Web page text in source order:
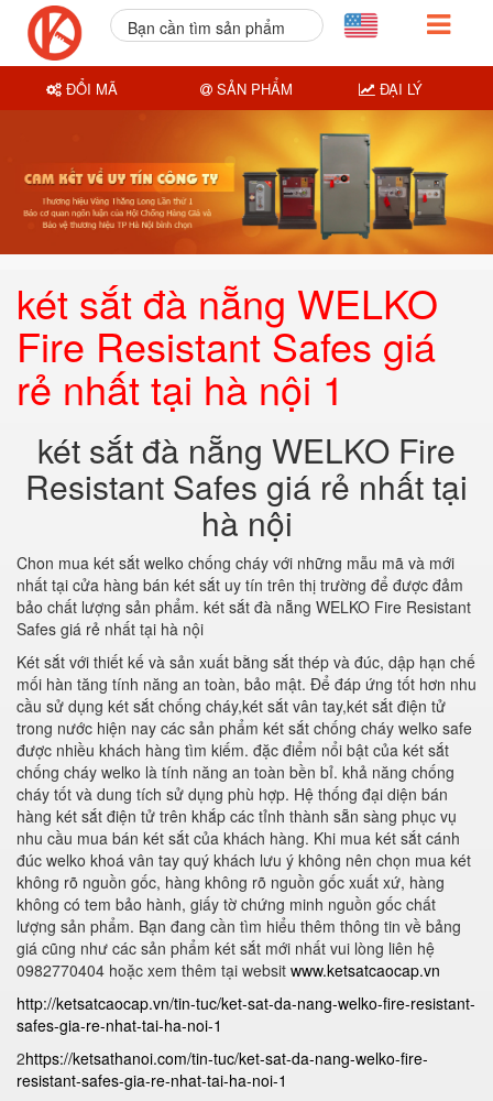
két sắt đà nẵng WELKO
Fire Resistant Safes giá
rẻ nhất tại hà nội 1
két sắt đà nẵng WELKO Fire
Resistant Safes giá rẻ nhất tại
hà nội
Chon mua két sắt welko chống cháy với những mẫu mã và mới
nhất tại cửa hàng bán két sắt uy tín trên thị trường để được đảm
bảo chất lượng sản phẩm. két sắt đà nẵng WELKO Fire Resistant
Safes giá rẻ nhất tại hà nội
Két sắt với thiết kế và sản xuất bằng sắt thép và đúc, dập hạn chế
mối hàn tăng tính năng an toàn, bảo mật. Để đáp ứng tốt hơn nhu
cầu sử dụng két sắt chống cháy,két sắt vân tay,két sắt điện tử
trong nước hiện nay các sản phẩm két sắt chống cháy welko safe
được nhiều khách hàng tìm kiếm. đặc điểm nổi bật của két sắt
chống cháy welko là tính năng an toàn bền bỉ. khả năng chống
cháy tốt và dung tích sử dụng phù hợp. Hệ thống đại diện bán
hàng két sắt điện tử trên khắp các tỉnh thành sẵn sàng phục vụ
nhu cầu mua bán két sắt của khách hàng. Khi mua két sắt cánh
đúc welko khoá vân tay quý khách lưu ý không nên chọn mua két
không rõ nguồn gốc, hàng không rõ nguồn gốc xuất xứ, hàng
không có tem bảo hành, giấy tờ chứng minh nguồn gốc chất
lượng sản phẩm. Bạn đang cần tìm hiểu thêm thông tin về bảng
giá cũng như các sản phẩm két sắt mới nhất vui lòng liên hệ
0982770404 hoặc xem thêm tại websit www.ketsatcaocap.vn
http://ketsatcaocap.vn/tin-tuc/ket-sat-da-nang-welko-fire-resistant-
safes-gia-re-nhat-tai-ha-noi-1
2https://ketsathanoi.com/tin-tuc/ket-sat-da-nang-welko-fire-
resistant-safes-gia-re-nhat-tai-ha-noi-1
Bạn cần tìm sản phẩm
ĐỔI MÃ SẢN PHẨM ĐẠI LÝ